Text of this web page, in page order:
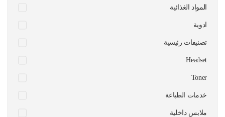
المواد الغذائية
ادوية
تصنيفات رئيسية
Headset
Toner
خدمات الطباعة
ملابس داخلية